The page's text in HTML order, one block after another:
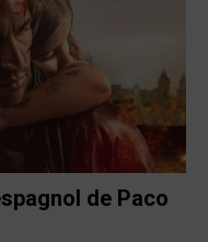
de Paco